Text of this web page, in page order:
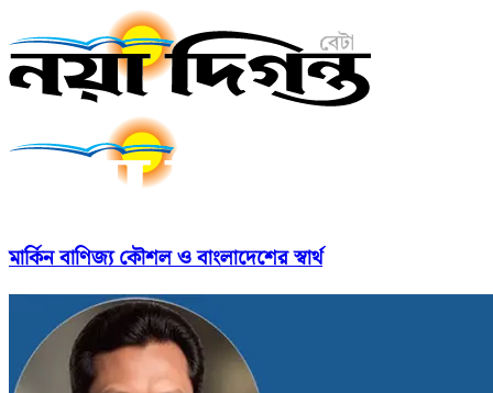
মার্কিন বাণিজ্য কৌশল ও বাংলাদেশের স্বার্থ